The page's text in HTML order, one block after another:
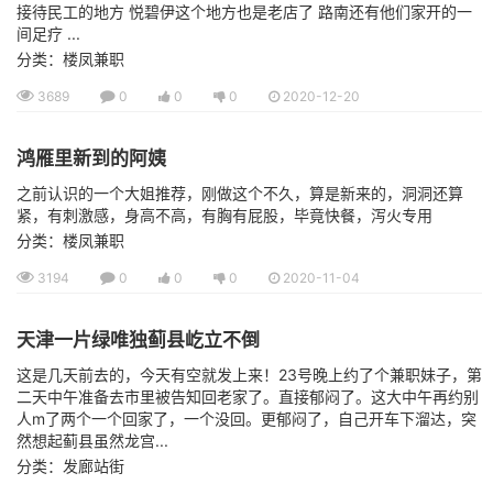
接待民工的地方 悦碧伊这个地方也是老店了 路南还有他们家开的一
间足疗 ...
分类：楼凤兼职
3689 0 0 0 2020-12-20
鸿雁里新到的阿姨
之前认识的一个大姐推荐，刚做这个不久，算是新来的，洞洞还算
紧，有刺激感，身高不高，有胸有屁股，毕竟快餐，泻火专用
分类：楼凤兼职
3194 0 0 0 2020-11-04
天津一片绿唯独蓟县屹立不倒
这是几天前去的，今天有空就发上来！23号晚上约了个兼职妹子，第
二天中午准备去市里被告知回老家了。直接郁闷了。这大中午再约别
人m了两个一个回家了，一个没回。更郁闷了，自己开车下溜达，突
然想起蓟县虽然龙宫...
分类：发廊站街